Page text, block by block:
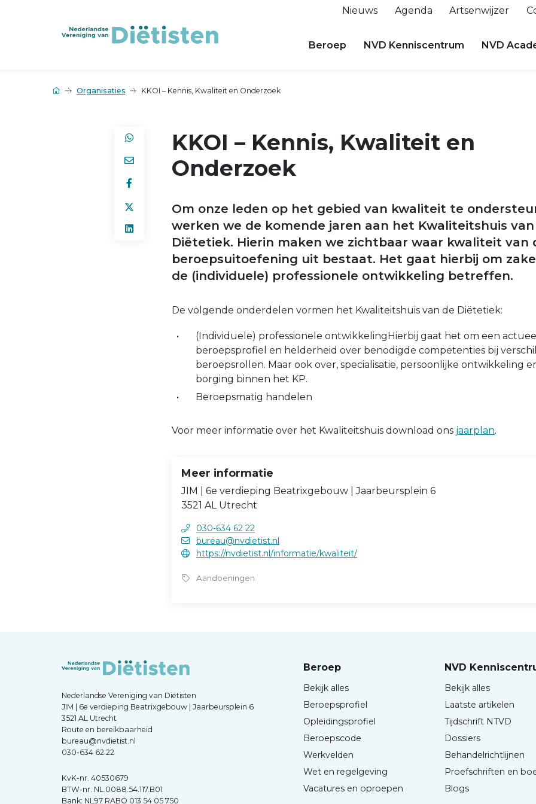
Nieuws Agenda Artsenwijzer
Beroep NVD Kenniscentrum NVD
Organisaties KKOI – Kennis, Kwaliteit en Onderzoek
KKOI – Kennis, Kwaliteit en
Onderzoek
Om onze leden op het gebied van kwaliteit te
werken we de komende jaren aan het Kwaliteitshuis van
Diëtetiek. Hierin maken we zichtbaar waar kwaliteit van
beroepsuitoefening uit bestaat. Het gaat hierbij om
de (individuele) professionele ontwikkeling betreffen.
De volgende onderdelen vormen het Kwaliteitshuis van de Diëtetiek:
(Individuele) professionele ontwikkelingHierbij gaat het om een actueel
beroepsprofiel en helderheid over benodigde competenties bij
beroepsrollen. Maar ook over, specialisatie, persoonlijke ontwikkeling
borging binnen het KP.
Beroepsmatig handelen
Voor meer informatie over het Kwaliteitshuis download ons jaarplan.
Meer informatie
JIM | 6e verdieping Beatrixgebouw | Jaarbeursplein 6
3521 AL Utrecht
030-634 62 22
bureau@nvdietist.nl
https://nvdietist.nl/informatie/kwaliteit/
Aandoeningen
Nederlandse Vereniging van Diëtisten
JIM | 6e verdieping Beatrixgebouw | Jaarbeursplein 6
3521 AL Utrecht
Route en bereikbaarheid
bureau@nvdietist.nl
030-634 62 22
KvK-nr. 40530679
BTW-nr. NL.0088.54.117.B01
Bank: NL97 RABO 013 54 05 750
Beroep
Bekijk alles
Beroepsprofiel
Opleidingsprofiel
Beroepscode
Werkvelden
Wet en regelgeving
Vacatures en oproepen
NVD
Bekijk alles
Laatste artikelen
Tijdschrift NTVD
Dossiers
Behandelrichtlijnen
Proefschriften en
Blogs